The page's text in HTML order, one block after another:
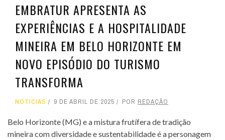
EMBRATUR APRESENTA AS
EXPERIÊNCIAS E A HOSPITALIDADE
MINEIRA EM BELO HORIZONTE EM
NOVO EPISÓDIO DO TURISMO
TRANSFORMA
NOTÍCIAS 9 DE ABRIL DE 2025 POR REDAÇÃO
Belo Horizonte (MG) e a mistura frutífera de tradição
mineira com diversidade e sustentabilidade é a personagem